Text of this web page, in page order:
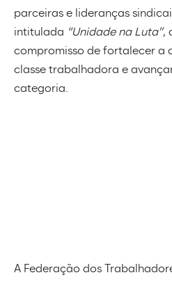
parceiras e lideranças
intitulada “Unidade na Luta”,
compromisso de fortalecer a
classe trabalhadora e
categoria.
A Federação dos